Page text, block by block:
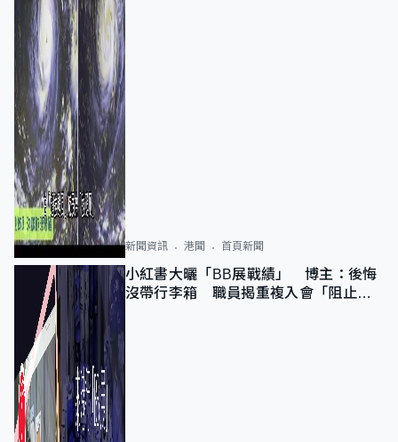
新聞資訊 港聞 首頁新聞
小紅書大曬「BB展戰績」 博主：後悔
沒帶行李箱 職員揭重複入會「阻止唔